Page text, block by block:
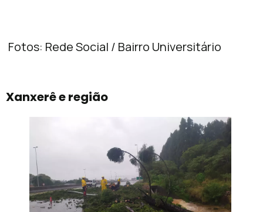
Fotos: Rede Social / Bairro Universitário
Xanxerê e região